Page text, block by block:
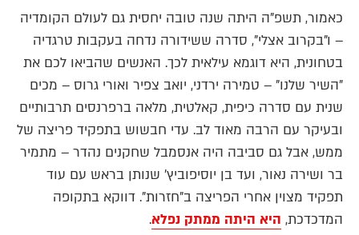
כאמור, תשפ"ה היתה שנה טובה יחסית גם לעולם הקומדיה
– ו"בקרוב אצלי", סדרה ששידורה נדחה בעקבות טרגדיה
בטחונית, היא דוגמא עילאית לכך. האנשים שהביאו לכם את
"השיר שלנו" – טמירה ירדני, יואב צפיר ואורי גרוס – מכים
שנית עם סדרה כיפית, קאלטית, מלאה ברפרנסים תרבותיים
ובעיקר עם הרבה מאוד לב. עדי חבשוש בתפקיד פריצה של
ממש, אבל גם סביבה היה אנסמבל שחקנים נהדר – מתמיר
בר ושירה נאור, ועד בן יוסיפוביץ' שנותן בראש עם עוד
תפקיד מצוין אחרי הפריצה ב"חזרות". דווקא בתקופה
המדכדכת, היא היתה ממתק נפלא.